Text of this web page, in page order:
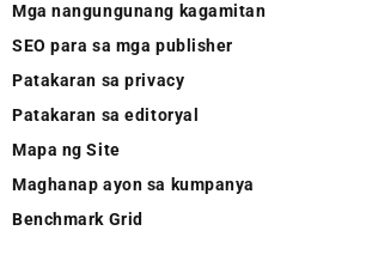
Mga nangungunang kagamitan
SEO para sa mga publisher
Patakaran sa privacy
Patakaran sa editoryal
Mapa ng Site
Maghanap ayon sa kumpanya
Benchmark Grid